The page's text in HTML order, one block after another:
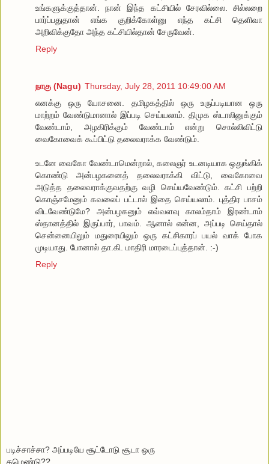
உங்களுக்குத்தான். நான் இந்த கட்சியில் சேரவில்லை. சில்லறை
பார்ப்பதுதான் எங்க குறிக்கோள்னு எந்த கட்சி தெளிவா
அறிவிக்குதோ அந்த கட்சியில்தான் சேருவேன்.
Reply
நாகு (Nagu) Thursday, July 28, 2011 10:49:00 AM
எனக்கு ஒரு யோசனை. தமிழகத்தில் ஒரு உருப்படியான ஒரு
மாற்றம் வேண்டுமானால் இப்படி செய்யலாம். திமுக ஸ்டாலினுக்கும்
வேண்டாம், அழகிரிக்கும் வேண்டாம் என்று சொல்லிவிட்டு
வைகோவைக் கூப்பிட்டு தலைவராக்க வேண்டும்.
உடனே வைகோ வேண்டாமென்றால், கலைஞர் உடனடியாக ஒதுங்கிக்
கொண்டு அன்பழகனைத் தலைவராக்கி விட்டு, வைகோவை
அடுத்த தலைவராக்குவதற்கு வழி செய்யவேண்டும். கட்சி பற்றி
கொஞ்சமேனும் கவலைப் பட்டால் இதை செய்யலாம். புத்திர பாசம்
விடவேண்டுமே? அன்பழகனும் எவ்வளவு காலம்தாம் இரண்டாம்
ஸ்தானத்தில் இருப்பார், பாவம். ஆனால் என்ன, அப்படி செய்தால்
சென்னையிலும் மதுரையிலும் ஒரு கட்சிகாரப் பயல் வாக் போக
முடியாது. போனால் தா.கி. மாதிரி மாரடைப்புத்தான். :-)
Reply
படிச்சாச்சா? அப்படியே சூட்டோடு சூடா ஒரு
கமெண்டு??